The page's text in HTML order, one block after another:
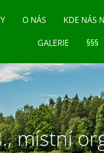
O NÁS KDE NÁS
GALERIE §§§
místní